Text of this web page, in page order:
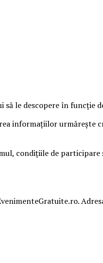
le descopere în funcție
informațiilor urmărește
condițiile de participare